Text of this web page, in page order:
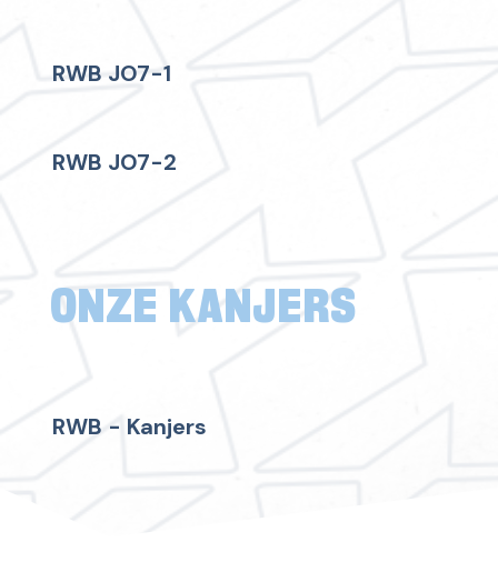
RWB JO7-1
RWB JO7-2
ONZE KANJERS
RWB - Kanjers